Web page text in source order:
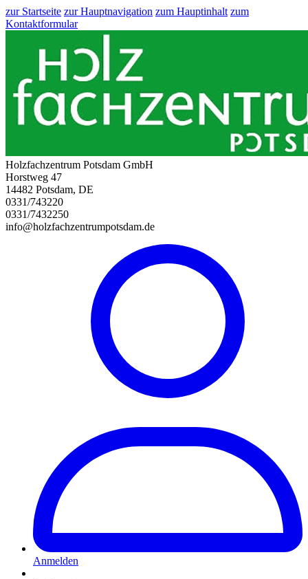
zur Startseite zur Hauptnavigation zum Hauptinhalt zum
Kontaktformular
Holzfachzentrum Potsdam GmbH
Horstweg 47
14482 Potsdam, DE
0331/743220
0331/7432250
info@holzfachzentrumpotsdam.de
Anmelden